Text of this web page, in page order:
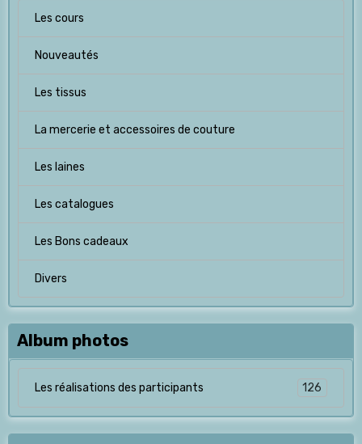
Les cours
Nouveautés
Les tissus
La mercerie et accessoires de couture
Les laines
Les catalogues
Les Bons cadeaux
Divers
Album photos
Les réalisations des participants 126